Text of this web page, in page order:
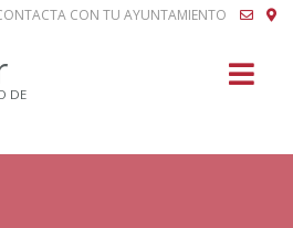
CON TU AYUNTAMIENTO
DE